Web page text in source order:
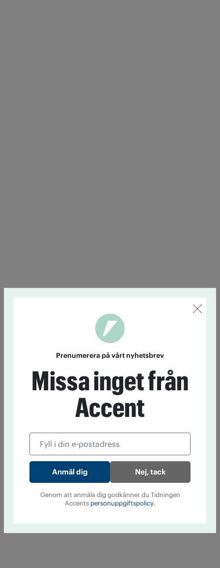
Prenumerera på vårt nyhetsbrev
Missa inget från
Accent
Nej, tack
Genom att anmäla dig godkänner du Tidningen
Accents personuppgiftspolicy.